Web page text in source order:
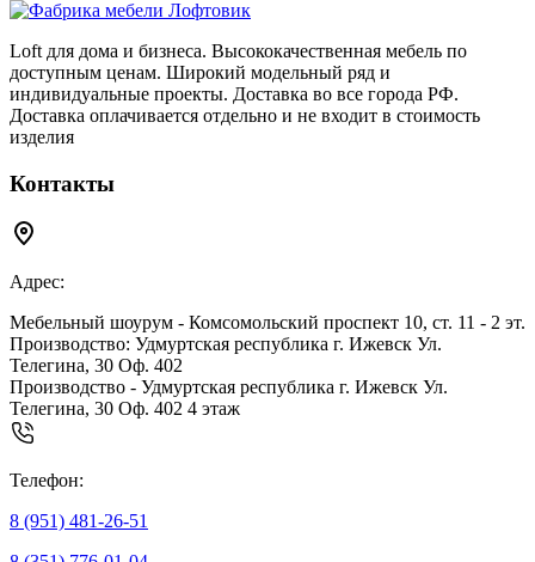
Loft для дома и бизнеса. Высококачественная мебель по
доступным ценам. Широкий модельный ряд и
индивидуальные проекты. Доставка во все города РФ.
Доставка оплачивается отдельно и не входит в стоимость
изделия
Контакты
Адрес:
Мебельный шоурум - Комсомольский проспект 10, ст. 11 - 2 эт.
Производство: Удмуртская республика г. Ижевск Ул.
Телегина, 30 Оф. 402
Производство - Удмуртская республика г. Ижевск Ул.
Телегина, 30 Оф. 402 4 этаж
Телефон:
8 (951) 481-26-51